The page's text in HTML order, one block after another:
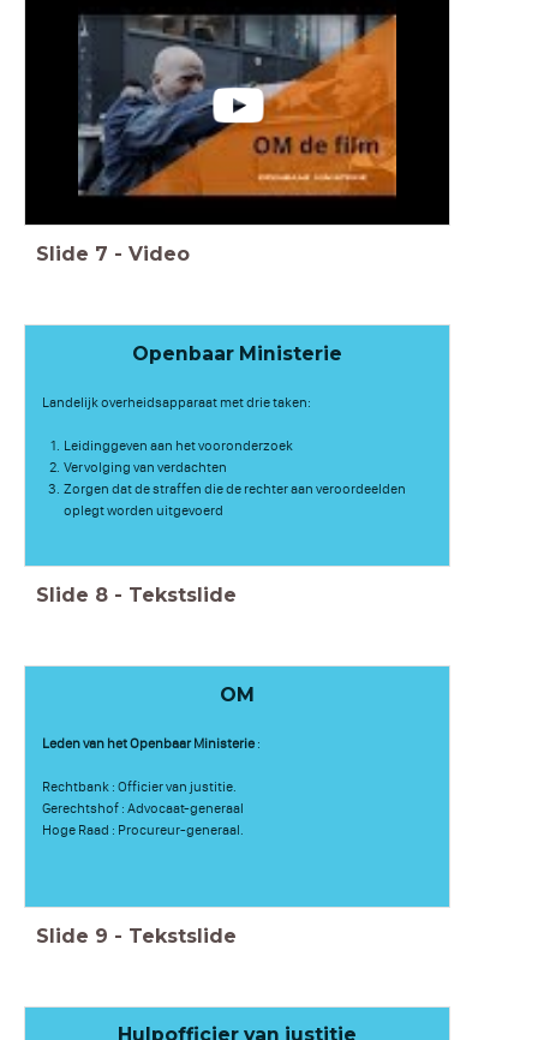
Slide 7 - Video
Openbaar Ministerie
Landelijk overheidsapparaat met drie taken:
Leidinggeven aan het vooronderzoek
Vervolging van verdachten
Zorgen dat de straffen die de rechter aan veroordeelden
oplegt worden uitgevoerd
Slide 8 - Tekstslide
OM
Leden van het Openbaar Ministerie:
Rechtbank : Officier van justitie.
Gerechtshof : Advocaat-generaal
Hoge Raad : Procureur-generaal.
Slide 9 - Tekstslide
Hulpofficier van justitie